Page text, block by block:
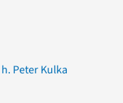
Peter Kulka